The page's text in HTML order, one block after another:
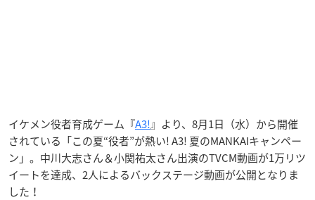
イケメン役者育成ゲーム『A3!』より、8月1日（水）から開催
されている「この夏“役者”が熱い! A3! 夏のMANKAIキャンペー
ン」。中川大志さん＆小関祐太さん出演のTVCM動画が1万リツ
イートを達成、2人によるバックステージ動画が公開となりま
した！